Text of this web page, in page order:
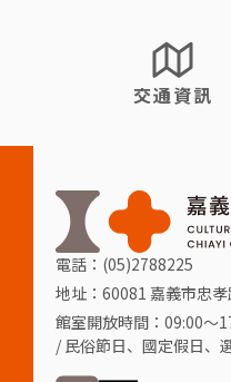
交通資訊
電話：(05)2788225
地址：60081 嘉義市忠
館室開放時間：09:00～
/ 民俗節日、國定假日、